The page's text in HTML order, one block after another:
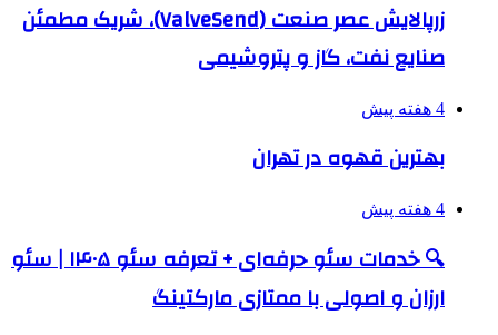
زرپالایش عصر صنعت (ValveSend)، شریک مطمئن
صنایع نفت، گاز و پتروشیمی
4 هفته پیش
بهترین قهوه در تهران
4 هفته پیش
🔍 خدمات سئو حرفه‌ای + تعرفه سئو ۱۴۰۵ | سئو
ارزان و اصولی با ممتازی مارکتینگ